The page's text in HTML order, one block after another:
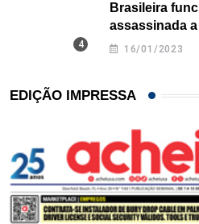
Brasileira
assassinada
16/01/2023
EDIÇÃO IMPRESSA